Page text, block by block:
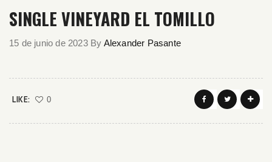
SINGLE VINEYARD EL TOMILLO
15 de junio de 2023 By Alexander Pasante
LIKE: 0